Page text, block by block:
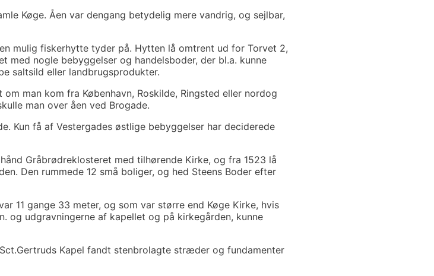
Køge. Åen var dengang betydelig mere vandrig, og sejlbar,
mulig fiskerhytte tyder på. Hytten lå omtrent ud for Torvet 2,
nogle bebyggelser og handelsboder, der bl.a. kunne
saltsild eller landbrugsprodukter.
man kom fra København, Roskilde, Ringsted eller nordog
man over åen ved Brogade.
Kun få af Vestergades østlige bebyggelser har deciderede
Gråbrødreklosteret med tilhørende Kirke, og fra 1523 lå
Den rummede 12 små boliger, og hed Steens Boder efter
11 gange 33 meter, og som var større end Køge Kirke, hvis
udgravningerne af kapellet og på kirkegården, kunne
Kapel fandt stenbrolagte stræder og fundamenter